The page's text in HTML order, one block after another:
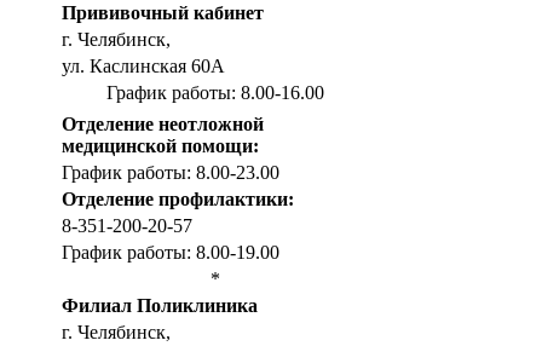
Прививочный кабинет
г. Челябинск,
ул. Каслинская 60А
График работы: 8.00-16.00
Отделение неотложной
медицинской помощи:
График работы: 8.00-23.00
Отделение профилактики:
8-351-200-20-57
График работы: 8.00-19.00
*
Филиал Поликлиника
г. Челябинск,